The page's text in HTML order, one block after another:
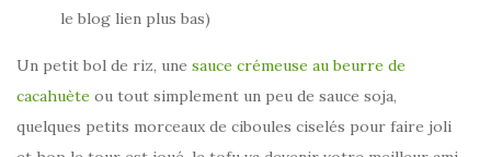
le blog lien plus bas)
Un petit bol de riz, une sauce crémeuse au beurre de
cacahuète ou tout simplement un peu de sauce soja,
quelques petits morceaux de ciboules ciselés pour faire joli